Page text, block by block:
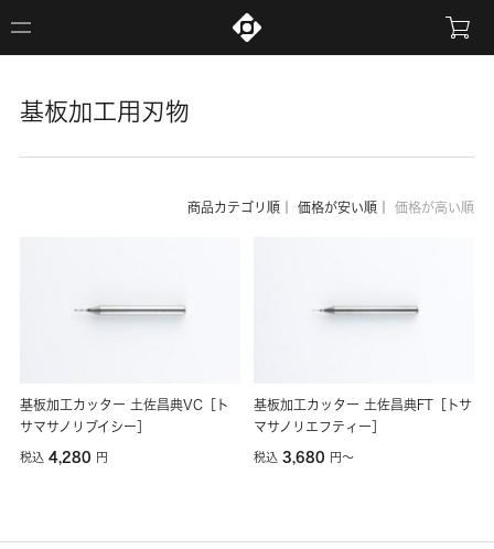
基板加工用刃物
商品カテゴリ順 価格が安い順 価格が高い順
基板加工カッター 土佐昌典VC［ト
サマサノリブイシー］
税込4,280 円
基板加工カッター 土佐昌典FT［トサ
マサノリエフティー］
税込3,680 円〜